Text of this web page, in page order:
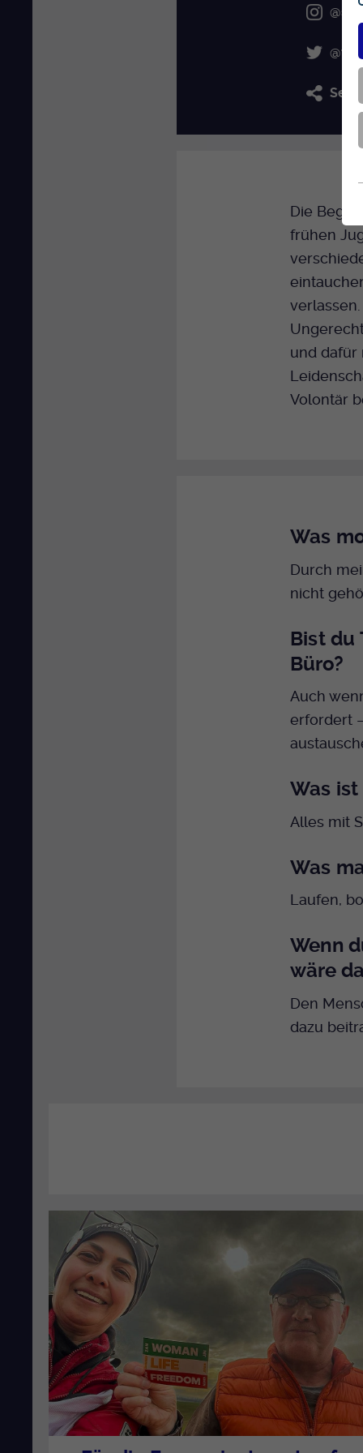
Die
frühen
verlassen.
und dafür
Volontär
Was
Durch
nicht
Bist du
Büro?
Auch
erfordert
Was
Alles mit
Was
Laufen,
Wenn
wäre
Den
dazu